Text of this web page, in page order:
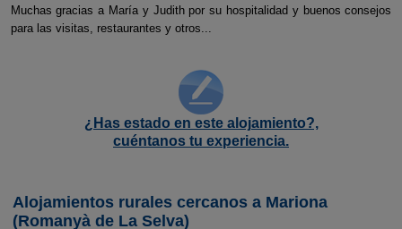
Muchas gracias a María y Judith por su hospitalidad y buenos consejos
para las visitas, restaurantes y otros...
¿Has estado en este alojamiento?,
cuéntanos tu experiencia.
Alojamientos rurales cercanos a Mariona
(Romanyà de La Selva)